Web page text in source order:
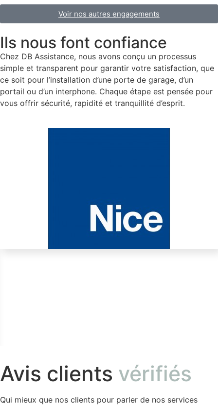
Voir nos autres engagements
Ils nous font confiance
Chez DB Assistance, nous avons conçu un processus
simple et transparent pour garantir votre satisfaction, que
ce soit pour l’installation d’une porte de garage, d’un
portail ou d’un interphone. Chaque étape est pensée pour
vous offrir sécurité, rapidité et tranquillité d’esprit.
Avis clients vérifiés
Qui mieux que nos clients pour parler de nos services